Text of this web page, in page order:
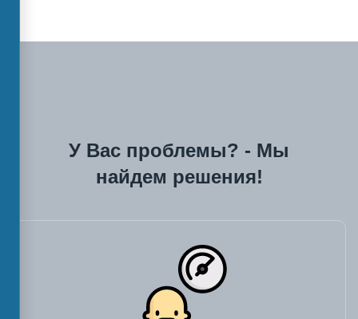
У Вас проблемы? - Мы
найдем решения!